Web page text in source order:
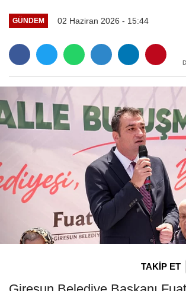
GÜNDEM 02 Haziran 2026 - 15:44
TAKİP ET